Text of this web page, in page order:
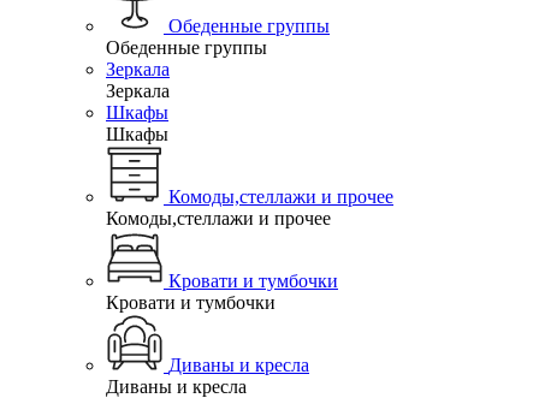
Обеденные группы
Обеденные группы
Зеркала
Зеркала
Шкафы
Шкафы
Комоды,стеллажи и прочее
Комоды,стеллажи и прочее
Кровати и тумбочки
Кровати и тумбочки
Диваны и кресла
Диваны и кресла